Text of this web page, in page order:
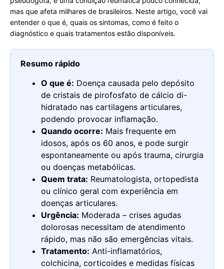
mas que afeta milhares de brasileiros. Neste artigo, você vai
entender o que é, quais os sintomas, como é feito o
diagnóstico e quais tratamentos estão disponíveis.
Resumo rápido
O que é: Doença causada pelo depósito
de cristais de pirofosfato de cálcio di-
hidratado nas cartilagens articulares,
podendo provocar inflamação.
Quando ocorre: Mais frequente em
idosos, após os 60 anos, e pode surgir
espontaneamente ou após trauma, cirurgia
ou doenças metabólicas.
Quem trata: Reumatologista, ortopedista
ou clínico geral com experiência em
doenças articulares.
Urgência: Moderada – crises agudas
dolorosas necessitam de atendimento
rápido, mas não são emergências vitais.
Tratamento: Anti-inflamatórios,
colchicina, corticoides e medidas físicas